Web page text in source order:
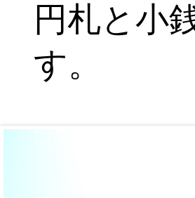
円札と小
す。